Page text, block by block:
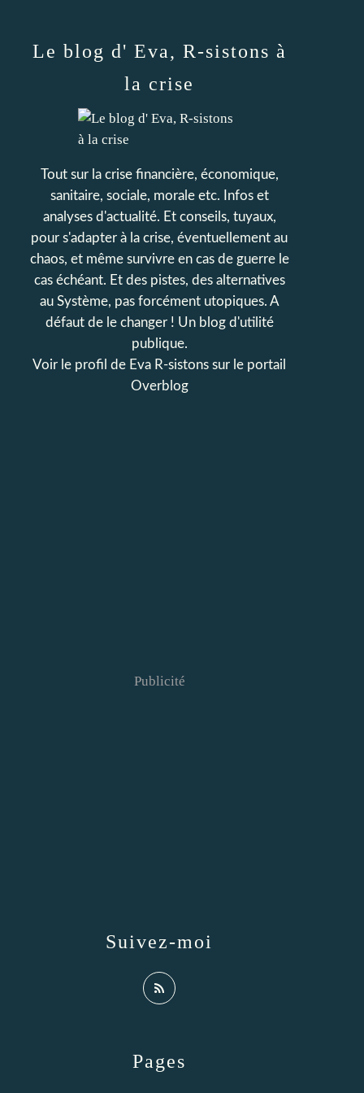
Pages
Le blog d' Eva, R-sistons à
la crise
Tout sur la crise financière, économique,
sanitaire, sociale, morale etc. Infos et
analyses d'actualité. Et conseils, tuyaux,
pour s'adapter à la crise, éventuellement au
chaos, et même survivre en cas de guerre le
cas échéant. Et des pistes, des alternatives
au Système, pas forcément utopiques. A
défaut de le changer ! Un blog d'utilité
publique.
Voir le profil de Eva R-sistons sur le portail
Overblog
Suivez-moi
Publicité